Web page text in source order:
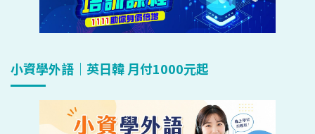
小資學外語｜英日韓 月付1000元起